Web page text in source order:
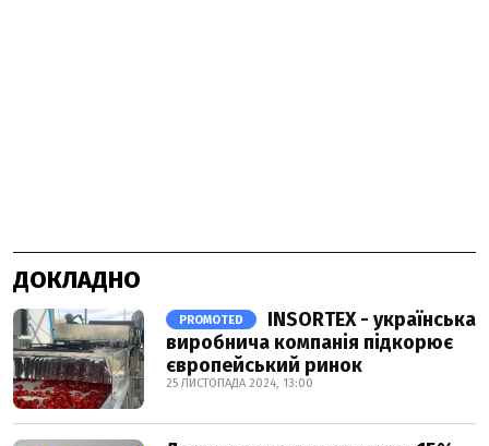
ДОКЛАДНО
PROMOTED
INSORTEX - українська
виробнича компанія підкорює
європейський ринок
25 ЛИСТОПАДА 2024, 13:00